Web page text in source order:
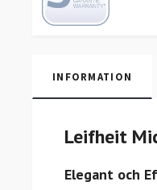
INFORMATION
Leifheit
Elegant och